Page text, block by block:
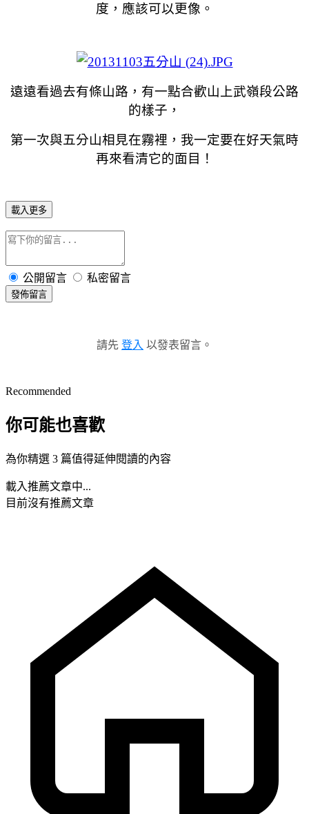
度，應該可以更像。
遠遠看過去有條山路，有一點合歡山上武嶺段公路
的樣子，
第一次與五分山相見在霧裡 ，我一定要在好天氣時
再來看清它的面目！
載入更多
公開留言 私密留言
發佈留言
請先 登入 以發表留言。
Recommended
你可能也喜歡
為你精選 3 篇值得延伸閱讀的內容
載入推薦文章中...
目前沒有推薦文章